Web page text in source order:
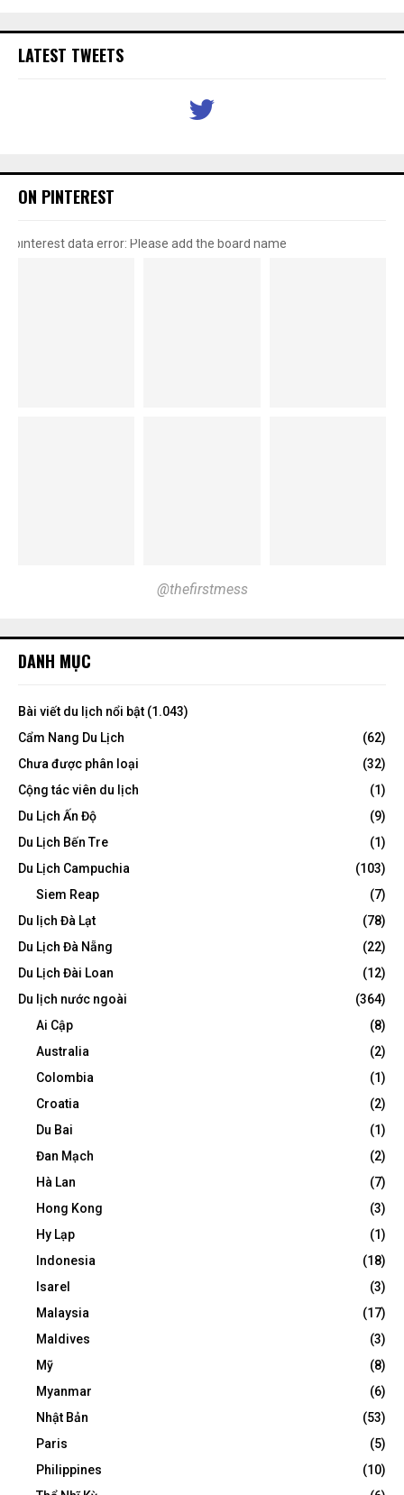
LATEST TWEETS
ON PINTEREST
pinterest data error: Please add the board name
@thefirstmess
DANH MỤC
Bài viết du lịch nổi bật (1.043)
Cẩm Nang Du Lịch
(62)
Chưa được phân loại
(32)
Cộng tác viên du lịch
(1)
Du Lịch Ấn Độ
(9)
Du Lịch Bến Tre
(1)
Du Lịch Campuchia
(103)
Siem Reap
(7)
Du lịch Đà Lạt
(78)
Du Lịch Đà Nẵng
(22)
Du Lịch Đài Loan
(12)
Du lịch nước ngoài
(364)
Ai Cập
(8)
Australia
(2)
Colombia
(1)
Croatia
(2)
Du Bai
(1)
Đan Mạch
(2)
Hà Lan
(7)
Hong Kong
(3)
Hy Lạp
(1)
Indonesia
(18)
Isarel
(3)
Malaysia
(17)
Maldives
(3)
Mỹ
(8)
Myanmar
(6)
Nhật Bản
(53)
Paris
(5)
Philippines
(10)